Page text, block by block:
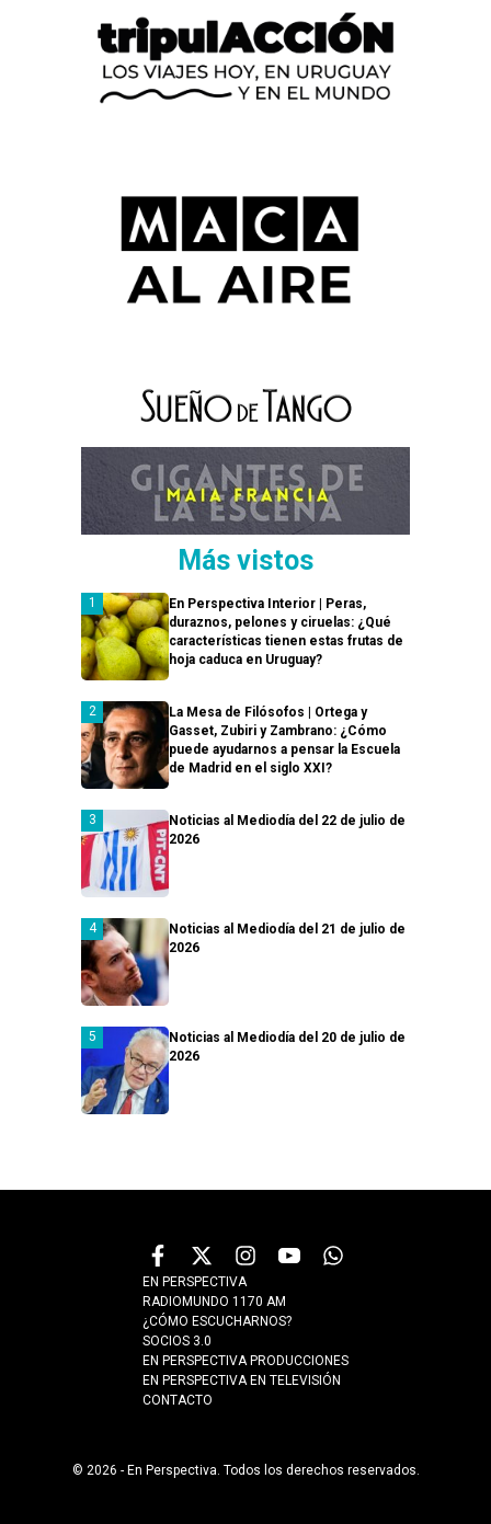
Más vistos
En Perspectiva Interior | Peras,
duraznos, pelones y ciruelas: ¿Qué
características tienen estas frutas de
hoja caduca en Uruguay?
La Mesa de Filósofos | Ortega y
Gasset, Zubiri y Zambrano: ¿Cómo
puede ayudarnos a pensar la Escuela
de Madrid en el siglo XXI?
Noticias al Mediodía del 22 de julio de
2026
Noticias al Mediodía del 21 de julio de
2026
Noticias al Mediodía del 20 de julio de
2026
EN PERSPECTIVA
RADIOMUNDO 1170 AM
¿CÓMO ESCUCHARNOS?
SOCIOS 3.0
EN PERSPECTIVA PRODUCCIONES
EN PERSPECTIVA EN TELEVISIÓN
CONTACTO
© 2026 - En Perspectiva. Todos los derechos reservados.